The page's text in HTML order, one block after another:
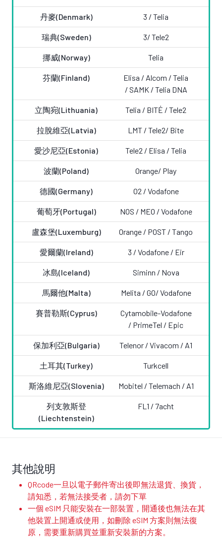
丹麥(Denmark) 3 / Telia
瑞典(Sweden) 3/ Tele2
挪威(Norway) Telia
芬蘭(Finland) Elisa / Alcom / Telia
/ SAMK / Telia DNA
立陶宛(Lithuania) Telia / BITĖ / Tele2
拉脫維亞(Latvia) LMT / Tele2/ Bite
愛沙尼亞(Estonia) Tele2 / Elisa / Telia
波蘭(Poland) Orange/ Play
德國(Germany) O2 / Vodafone
葡萄牙(Portugal) NOS / MEO / Vodafone
盧森堡(Luxemburg) Orange / POST / Tango
愛爾蘭(Ireland) 3 / Vodafone / Eir
冰島(Iceland) Siminn / Nova
馬爾他(Malta) Melita / GO/ Vodafone
賽普勒斯(Cyprus)
Cytamobile-Vodafone
/ PrimeTel / Epic
保加利亞(Bulgaria) Telenor / Vivacom / A1
土耳其(Turkey) Turkcell
斯洛維尼亞(Slovenia) Mobitel / Telemach / A1
列支敦斯登
(Liechtenstein)
FL1 / 7acht
其他說明
QRcode一旦以電子郵件寄出後即無法退貨、換貨，
請知悉，若無法接受者，請勿下單
一個 eSIM 只能安裝在一部裝置，開通後也無法在其
他裝置上開通或使用，如刪除 eSIM 方案則無法復
原，需要重新購買並重新安裝新的方案。